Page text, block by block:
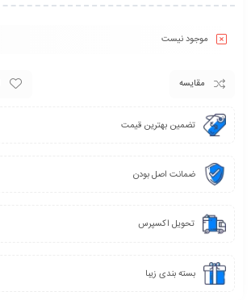
موجود نیست
مقایسه
تضمین بهترین قیمت
ضمانت اصل بودن
تحویل اکسپرس
بسته بندی زیبا